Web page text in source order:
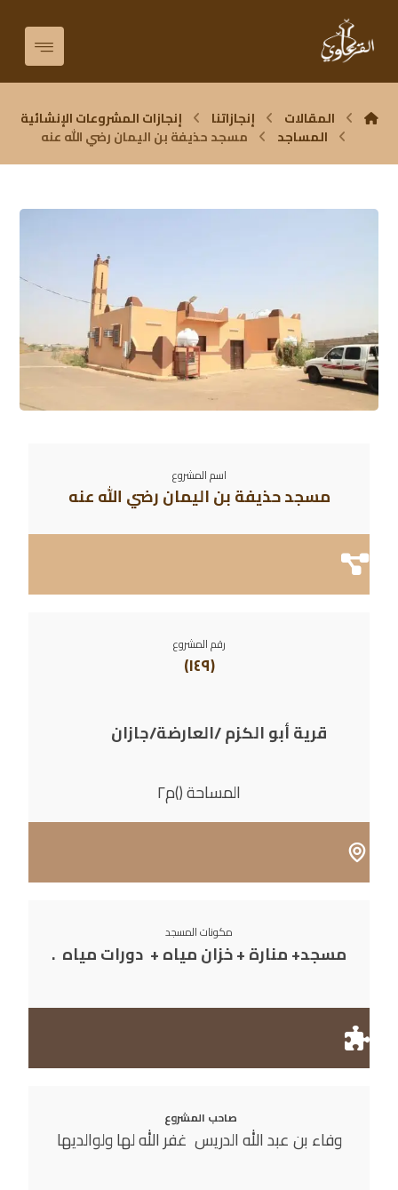
المقالات إنجازاتنا
إنجازات المشروعات الإنشائية
المساجد
مسجد حذيفة بن اليمان رضي الله عنه
اسم المشروع
مسجدحذيفة بن اليمان رضي الله عنه
رقم المشروع
(١٤٩)
قرية أبو الكزم /العارضة/جازان
المساحة ()م٢
مكونات المسجد
مسجد+ منارة + خزان مياه + دورات مياه .
صاحب المشروع
وفاء بن عبد الله الدريس غفر الله لها ولوالديها